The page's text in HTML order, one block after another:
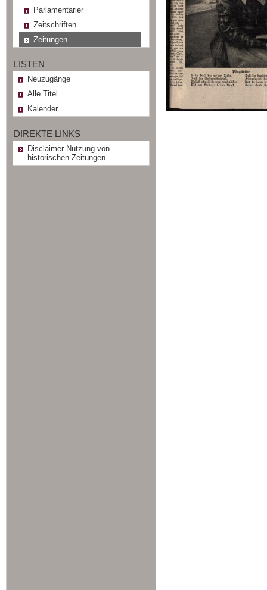
Parlamentarier
Zeitschriften
Zeitungen
LISTEN
Neuzugänge
Alle Titel
Kalender
DIREKTE LINKS
Disclaimer Nutzung von
historischen Zeitungen